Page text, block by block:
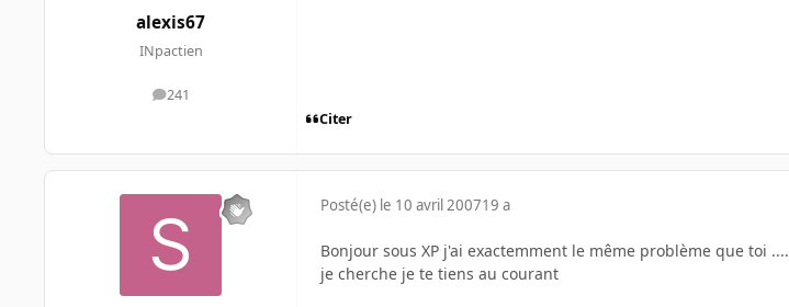
alexis67
INpactien
241
messages
Citer
Posté(e) le 10 avril 200719 a
Bonjour sous XP j'ai exactemment le même problème que toi ....
je cherche je te tiens au courant